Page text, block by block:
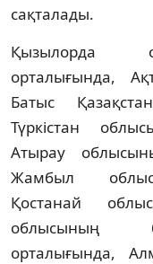
сақталады.
Қызылорда
орталығында,
Батыс
Түркістан
Атырау
Жамбыл
Қостанай
облысының
орталығында,